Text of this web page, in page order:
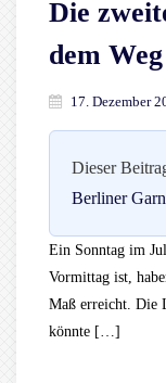
Die
dem
17. Dezember
Dieser
Berliner
Ein Sonntag im
Vormittag ist,
Maß erreicht. Die
könnte […]